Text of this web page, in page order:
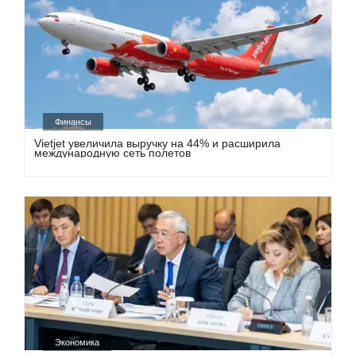
Финансы
Vietjet увеличила выручку на 44% и расширила
международную сеть полетов
Экономика